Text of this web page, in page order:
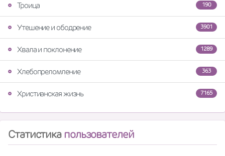
190
Троица
3901
Утешение и ободрение
1289
Хвала и поклонение
363
Хлебопреломление
7165
Христианская жизнь
Статистика пользователей